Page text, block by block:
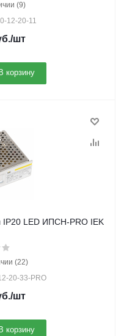
(9)
12-20-11
/шт
В корзину
IP20 LED ИПСН-PRO IEK
(22)
20-33-PRO
/шт
В корзину